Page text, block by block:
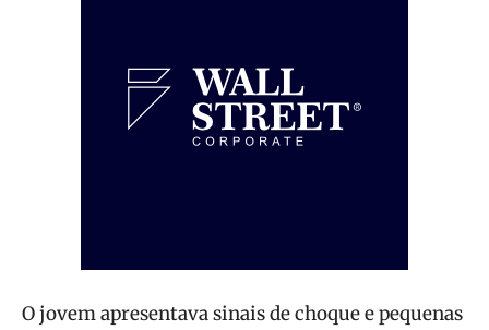
O jovem apresentava sinais de choque e pequenas